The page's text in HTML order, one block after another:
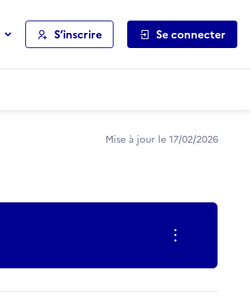
S’inscrire Se connecter
Mise à jour le 17/02/2026